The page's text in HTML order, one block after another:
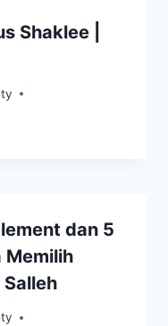
Shaklee |
dan 5
Memilih